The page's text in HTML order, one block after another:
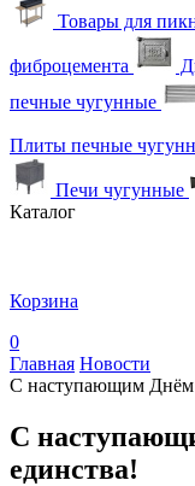
Товары для
фиброцемента
печные чугунные
Плиты печные
Печи чугунные
Каталог
Корзина
0
Главная Новости
С наступающим Днём
С
единства!